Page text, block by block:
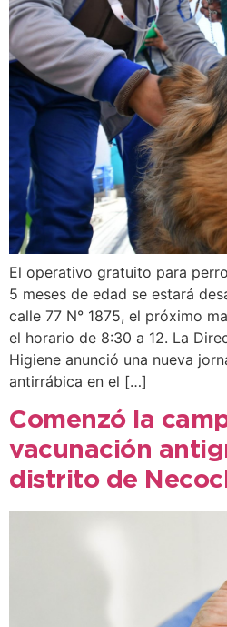
El operativo gratuito para
5 meses de edad se estará
calle 77 N° 1875, el próximo
el horario de 8:30 a 12. La
Higiene anunció una nueva
antirrábica en el […]
Comenzó la
vacunación
distrito de